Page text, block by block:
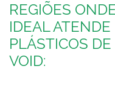
REGIÕES
IDEAL
PLÁSTICOS
VOID: